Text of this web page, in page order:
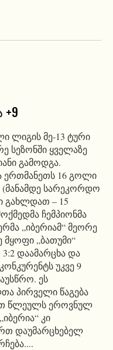
+9
ლიგის მე-13 ტური
სეზონში ყველაზე
გამოდგა.
ერთმანეთს 16 გოლი
(მანამდე სარეკორდო
გახლდათ – 15
ჩემპიონმა
„იბერიამ“ მეორე
„ბათუმი“
დაამარცხა და
უკვე 9
ეს
პირველი წაგება
წლეულს ეროვნულ
კი
დაუმარცხებელ